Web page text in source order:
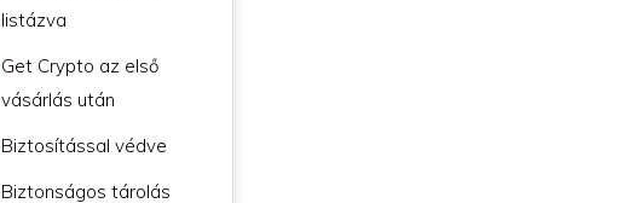
listázva
Get Crypto az első
vásárlás után
Biztosítással védve
Biztonságos tárolás